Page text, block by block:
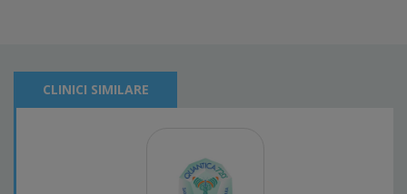
CLINICI SIMILARE